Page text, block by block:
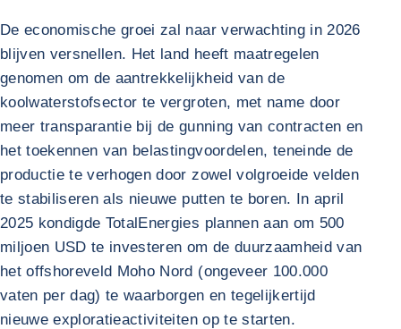
De economische groei zal naar verwachting in 2026
blijven versnellen. Het land heeft maatregelen
genomen om de aantrekkelijkheid van de
koolwaterstofsector te vergroten, met name door
meer transparantie bij de gunning van contracten en
het toekennen van belastingvoordelen, teneinde de
productie te verhogen door zowel volgroeide velden
te stabiliseren als nieuwe putten te boren. In april
2025 kondigde TotalEnergies plannen aan om 500
miljoen USD te investeren om de duurzaamheid van
het offshoreveld Moho Nord (ongeveer 100.000
vaten per dag) te waarborgen en tegelijkertijd
nieuwe exploratieactiviteiten op te starten.